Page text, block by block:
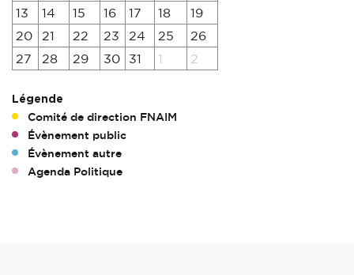
13
14 15 16 17 18
19
20
21 22 23 24 25
26
27
28 29 30 31 1 2
Légende
Comité de direction FNAIM
Évènement public
Évènement autre
Agenda Politique